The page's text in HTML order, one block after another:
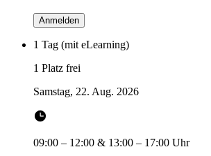
Anmelden
1 Tag (mit eLearning)
1 Platz frei
Samstag, 22. Aug. 2026
09:00 – 12:00 & 13:00 – 17:00 Uhr